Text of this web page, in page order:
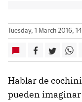
Tuesday, 1 March 2016,
Hablar de
pueden